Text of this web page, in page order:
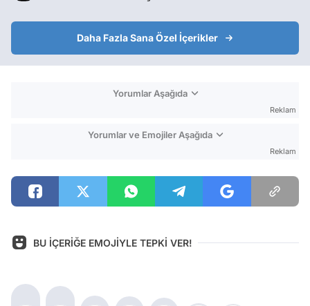
Daha Fazla Sana Özel İçerikler
Yorumlar Aşağıda
Reklam
Yorumlar ve Emojiler Aşağıda
Reklam
BU İÇERİĞE EMOJİYLE TEPKİ VER!